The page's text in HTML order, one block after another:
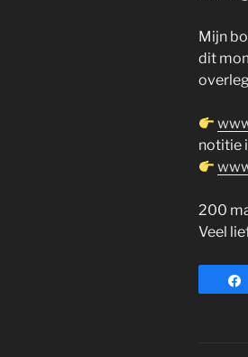
Mijn
dit
notitie
200
Veel